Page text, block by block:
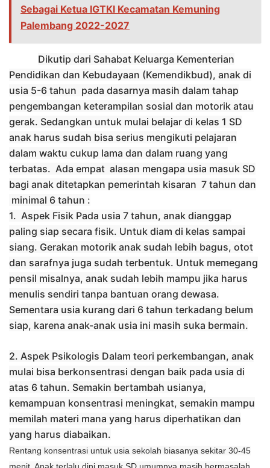
Sebagai Ketua IGTKI Kecamatan Kemuning
Palembang 2022-2027
Dikutip dari Sahabat Keluarga Kementerian
Pendidikan dan Kebudayaan (Kemendikbud), anak di
usia 5-6 tahun pada dasarnya masih dalam tahap
pengembangan keterampilan sosial dan motorik atau
gerak. Sedangkan untuk mulai belajar di kelas 1 SD
anak harus sudah bisa serius mengikuti pelajaran
dalam waktu cukup lama dan dalam ruang yang
terbatas. Ada empat alasan mengapa usia masuk SD
bagi anak ditetapkan pemerintah kisaran 7 tahun dan
minimal 6 tahun :
1. Aspek Fisik Pada usia 7 tahun, anak dianggap
paling siap secara fisik. Untuk diam di kelas sampai
siang. Gerakan motorik anak sudah lebih bagus, otot
dan sarafnya juga sudah terbentuk. Untuk memegang
pensil misalnya, anak sudah lebih mampu jika harus
menulis sendiri tanpa bantuan orang dewasa.
Sementara usia kurang dari 6 tahun terkadang belum
siap, karena anak-anak usia ini masih suka bermain.
2. Aspek Psikologis Dalam teori perkembangan, anak
mulai bisa berkonsentrasi dengan baik pada usia di
atas 6 tahun. Semakin bertambah usianya,
kemampuan konsentrasi meningkat, semakin mampu
memilah materi mana yang harus diperhatikan dan
yang harus diabaikan.
Rentang konsentrasi untuk usia sekolah biasanya sekitar 30-45